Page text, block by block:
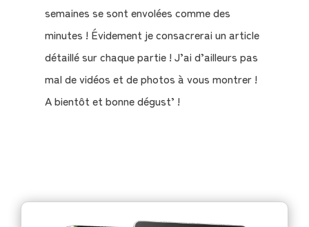
semaines se sont envolées comme des
minutes ! Évidement je consacrerai un article
détaillé sur chaque partie ! J’ai d’ailleurs pas
mal de vidéos et de photos à vous montrer !
A bientôt et bonne dégust’ !